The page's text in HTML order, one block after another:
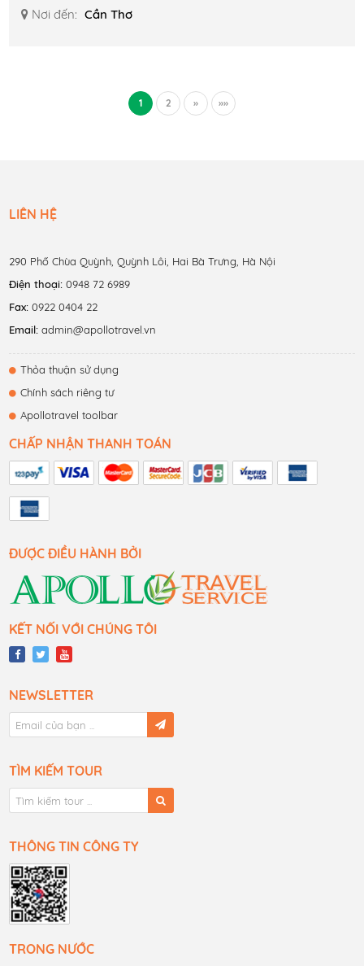
Nơi đến: Cần Thơ
1 2 » »»
LIÊN HỆ
290 Phố Chùa Quỳnh, Quỳnh Lôi, Hai Bà Trưng, Hà Nội
Điện thoại:0948 72 6989
Fax:0922 0404 22
Email:admin@apollotravel.vn
Thỏa thuận sử dụng
Chính sách riêng tư
Apollotravel toolbar
CHẤP NHẬN THANH TOÁN
ĐƯỢC ĐIỀU HÀNH BỞI
KẾT NỐI VỚI CHÚNG TÔI
NEWSLETTER
TÌM KIẾM TOUR
THÔNG TIN CÔNG TY
TRONG NƯỚC